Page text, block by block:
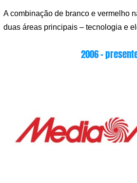
A combinação de branco e vermelho
duas áreas principais – tecnologia e
2006 –